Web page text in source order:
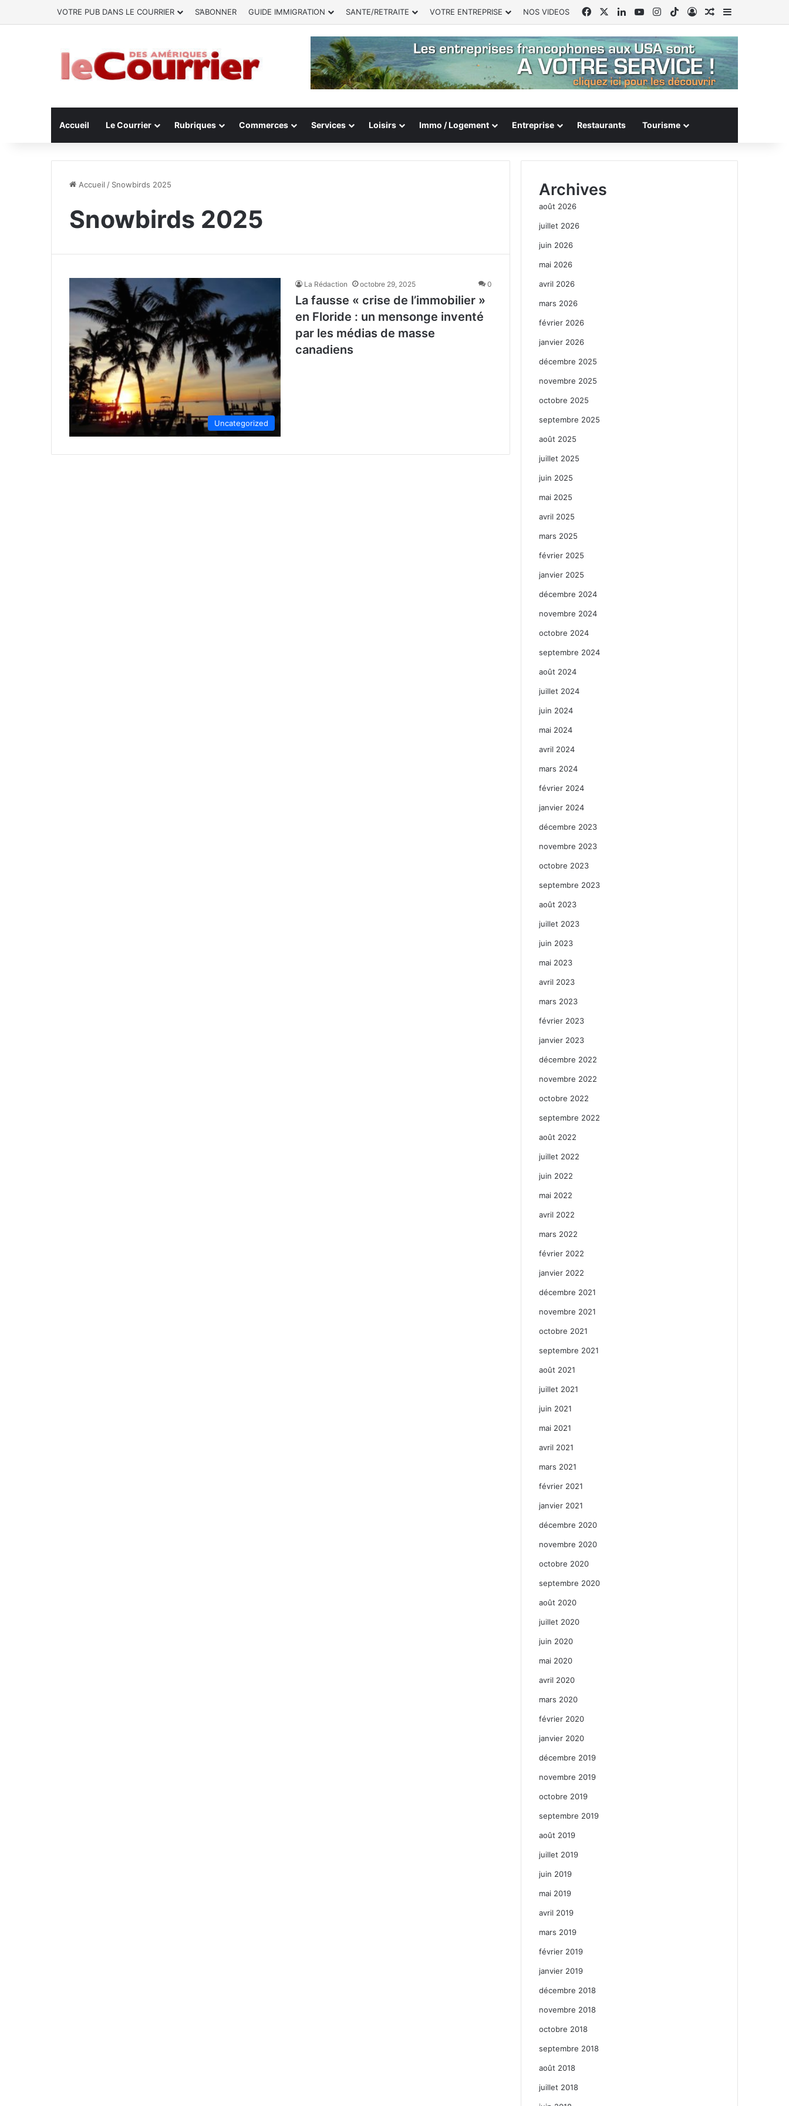
VOTRE PUB DANS LE COURRIER S’ABONNER GUIDE IMMIGRATION SANTE/RETRAITE VOTRE ENTREPRISE NOS VIDEOS FacebookLinkedinYouTubeInstagram
TikTokConnexion
Article Aléatoire
Sidebar
Accueil Le Courrier Rubriques Commerces Services Loisirs Immo / Logement Entreprise Restaurants Tourisme
Accueil / Snowbirds 2025
Snowbirds 2025
Uncategorized
La Rédaction octobre 29, 2025 0
La fausse « crise de l’immobilier »
en Floride : un mensonge inventé
par les médias de masse
canadiens
Archives
août 2026
juillet 2026
juin 2026
mai 2026
avril 2026
mars 2026
février 2026
janvier 2026
décembre 2025
novembre 2025
octobre 2025
septembre 2025
août 2025
juillet 2025
juin 2025
mai 2025
avril 2025
mars 2025
février 2025
janvier 2025
décembre 2024
novembre 2024
octobre 2024
septembre 2024
août 2024
juillet 2024
juin 2024
mai 2024
avril 2024
mars 2024
février 2024
janvier 2024
décembre 2023
novembre 2023
octobre 2023
septembre 2023
août 2023
juillet 2023
juin 2023
mai 2023
avril 2023
mars 2023
février 2023
janvier 2023
décembre 2022
novembre 2022
octobre 2022
septembre 2022
août 2022
juillet 2022
juin 2022
mai 2022
avril 2022
mars 2022
février 2022
janvier 2022
décembre 2021
novembre 2021
octobre 2021
septembre 2021
août 2021
juillet 2021
juin 2021
mai 2021
avril 2021
mars 2021
février 2021
janvier 2021
décembre 2020
novembre 2020
octobre 2020
septembre 2020
août 2020
juillet 2020
juin 2020
mai 2020
avril 2020
mars 2020
février 2020
janvier 2020
décembre 2019
novembre 2019
octobre 2019
septembre 2019
août 2019
juillet 2019
juin 2019
mai 2019
avril 2019
mars 2019
février 2019
janvier 2019
décembre 2018
novembre 2018
octobre 2018
septembre 2018
août 2018
juillet 2018